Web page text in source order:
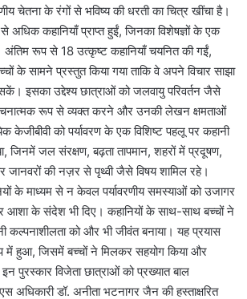
चेतना के रंगों से भविष्य की धरती का चित्र खींचा है।
कहानियाँ प्राप्त हुईं, जिनका विशेषज्ञों के एक
रूप से 18 उत्कृष्ट कहानियाँ चयनित की गईं,
के सामने प्रस्तुत किया गया ताकि वे अपने विचार साझा
इसका उद्देश्य छात्राओं को जलवायु परिवर्तन जैसे
रूप से व्यक्त करने और उनकी लेखन क्षमताओं
केजीबीवी को पर्यावरण के एक विशिष्ट पहलू पर कहानी
जिनमें जल संरक्षण, बढ़ता तापमान, शहरों में प्रदूषण,
की नज़र से पृथ्वी जैसे विषय शामिल रहे।
के माध्यम से न केवल पर्यावरणीय समस्याओं को उजागर
आशा के संदेश भी दिए। कहानियों के साथ-साथ बच्चों ने
कल्पनाशीलता को और भी जीवंत बनाया। यह प्रयास
में हुआ, जिसमें बच्चों ने मिलकर सहयोग किया और
पुरस्कार विजेता छात्राओं को प्रख्यात बाल
अधिकारी डॉ. अनीता भटनागर जैन की हस्ताक्षरित